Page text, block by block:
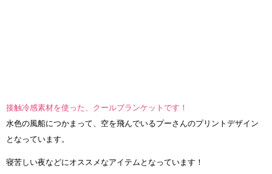
接触冷感素材を使った、クールブランケットです！
水色の風船につかまって、空を飛んでいるプーさんのプリントデザイン
となっています。
寝苦しい夜などにオススメなアイテムとなっています！